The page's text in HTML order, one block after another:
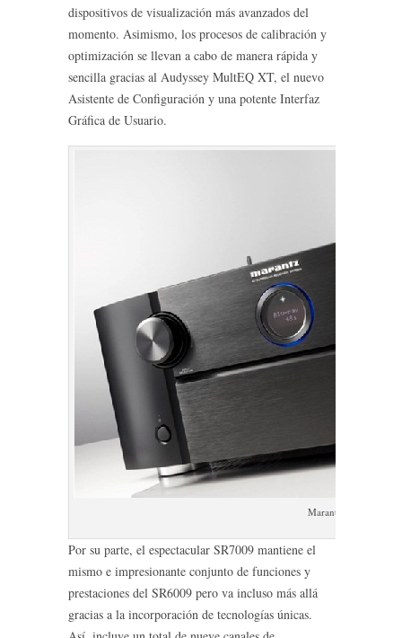
dispositivos de visualización más avanzados del
momento. Asimismo, los procesos de calibración y
optimización se llevan a cabo de manera rápida y
sencilla gracias al Audyssey MultEQ XT, el nuevo
Asistente de Configuración y una potente Interfaz
Gráfica de Usuario.
Marantz SR7009
Por su parte, el espectacular SR7009 mantiene el
mismo e impresionante conjunto de funciones y
prestaciones del SR6009 pero va incluso más allá
gracias a la incorporación de tecnologías únicas.